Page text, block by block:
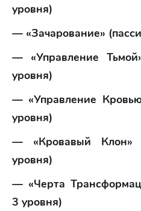
уровня)
— «Зачарование»
— «Управление
уровня)
— «Управление
уровня)
— «Кровавый Клон»
уровня)
— «Черта
3 уровня)